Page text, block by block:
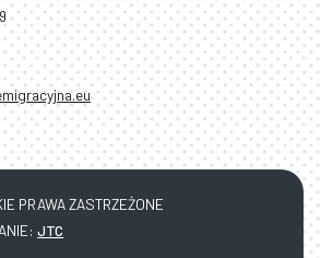
PRAWA ZASTRZEŻONE
JTC